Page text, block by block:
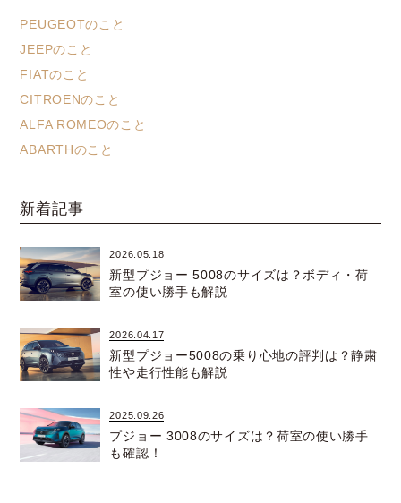
PEUGEOTのこと
JEEPのこと
FIATのこと
CITROENのこと
ALFA ROMEOのこと
ABARTHのこと
新着記事
2026.05.18
新型プジョー 5008のサイズは？ボディ・荷
室の使い勝手も解説
2026.04.17
新型プジョー5008の乗り心地の評判は？静粛
性や走行性能も解説
2025.09.26
プジョー 3008のサイズは？荷室の使い勝手
も確認！